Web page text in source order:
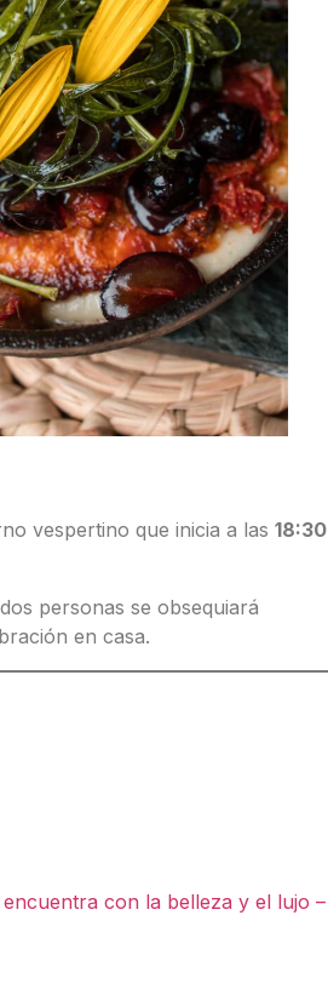
vespertino que inicia a las 18:30
personas se obsequiará
en casa.
con la belleza y el lujo –